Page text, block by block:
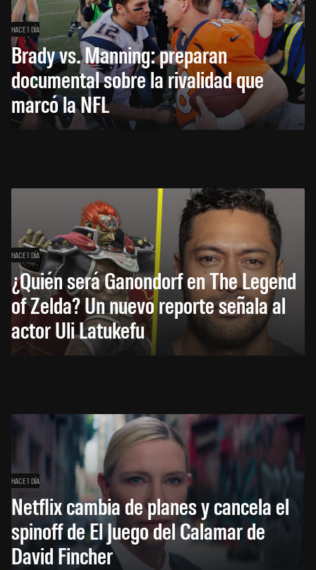
HACE 1 DÍA
Brady vs. Manning: preparan
documental sobre la rivalidad que
marcó la NFL
HACE 1 DÍA
¿Quién será Ganondorf en The Legend
of Zelda? Un nuevo reporte señala al
actor Uli Latukefu
HACE 1 DÍA
Netflix cambia de planes y cancela el
spinoff de El Juego del Calamar de
David Fincher